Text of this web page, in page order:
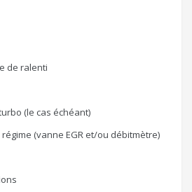
de ralenti
(le cas échéant)
(vanne EGR et/ou débitmètre)